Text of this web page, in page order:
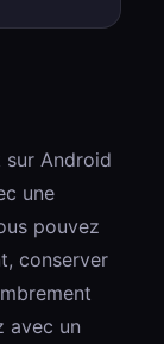
direct
sur Android
une
pouvez
conserver
avec un